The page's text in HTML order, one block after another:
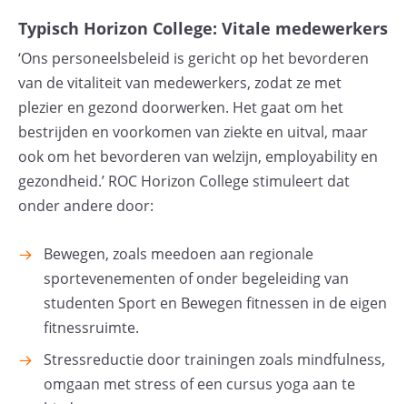
Typisch Horizon College: Vitale medewerkers
‘Ons personeelsbeleid is gericht op het bevorderen
van de vitaliteit van medewerkers, zodat ze met
plezier en gezond doorwerken. Het gaat om het
bestrijden en voorkomen van ziekte en uitval, maar
ook om het bevorderen van welzijn, employability en
gezondheid.’ ROC Horizon College stimuleert dat
onder andere door:
Bewegen, zoals meedoen aan regionale
sportevenementen of onder begeleiding van
studenten Sport en Bewegen fitnessen in de eigen
fitnessruimte.
Stressreductie door trainingen zoals mindfulness,
omgaan met stress of een cursus yoga aan te